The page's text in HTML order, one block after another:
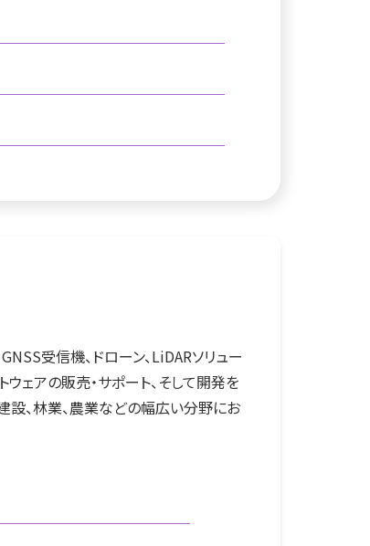
受信機、ドローン、LiDARソリュー
ェアの販売・サポート、そして開発を
設、林業、農業などの幅広い分野にお